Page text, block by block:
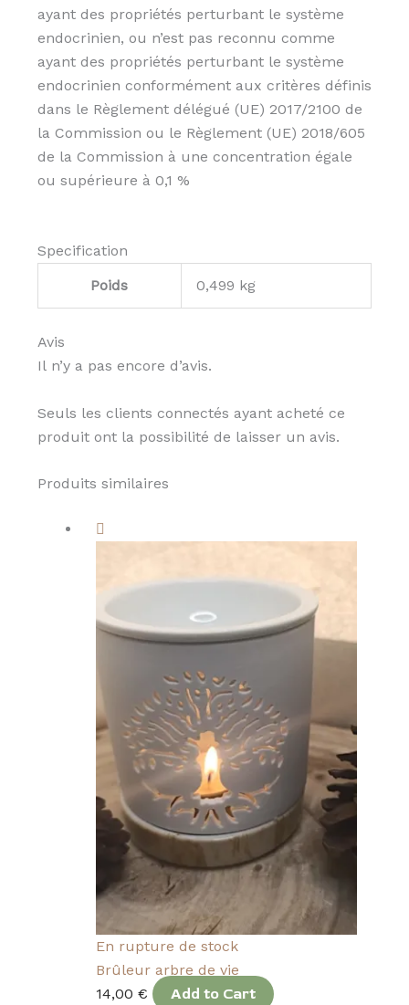
ayant des propriétés perturbant le système
endocrinien, ou n’est pas reconnu comme
ayant des propriétés perturbant le système
endocrinien conformément aux critères définis
dans le Règlement délégué (UE) 2017/2100 de
la Commission ou le Règlement (UE) 2018/605
de la Commission à une concentration égale
ou supérieure à 0,1 %
Specification
Poids
0,499 kg
Avis
Il n’y a pas encore d’avis.
Seuls les clients connectés ayant acheté ce
produit ont la possibilité de laisser un avis.
Produits similaires
En rupture de stock
Brûleur arbre de vie
14,00 € Add to Cart